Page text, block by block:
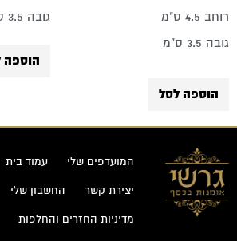
רוחב 4.5 ס"מ
גובה 3.5 ס"מ
הוספה לסל
גובה 3.5 ס"מ
הוספה
המועדפים שלי עמוד בית
יצירת קשר החשבון שלי
מדיניות החזרים והחלפות